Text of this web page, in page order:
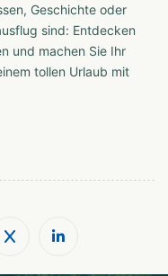
Geschichte oder
sind: Entdecken
und machen Sie Ihr
tollen Urlaub mit